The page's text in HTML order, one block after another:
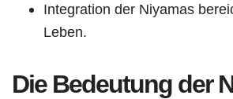
Integration der Niyamas
Leben.
Die Bedeutung der